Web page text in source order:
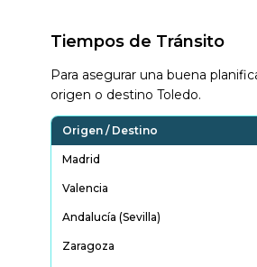
Tiempos de Tránsito
Para asegurar una buena
origen o destino Toledo.
Origen / Destino
Madrid
Valencia
Andalucía (Sevilla)
Zaragoza